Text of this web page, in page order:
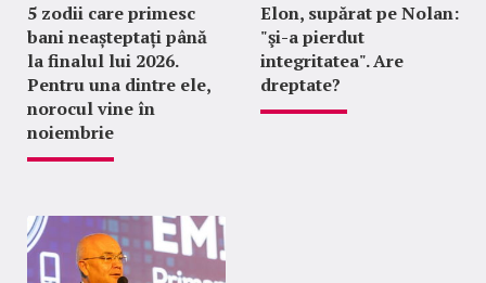
5 zodii care primesc
bani neașteptați până
la finalul lui 2026.
Pentru una dintre ele,
norocul vine în
noiembrie
Elon, supărat pe Nolan:
"şi-a pierdut
integritatea". Are
dreptate?